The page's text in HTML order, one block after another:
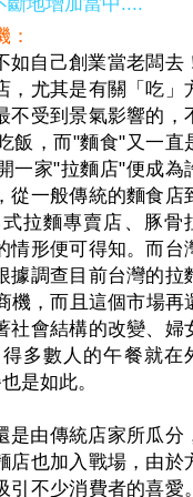
：
自己創業當老闆去
，尤其是有關「吃」
不受到景氣影響的，
飯，而"麵食"又一直
一家"拉麵店"便成為
從一般傳統的麵食店
拉麵專賣店、豚骨
形便可得知。而台
據調查目前台灣的拉
機，而且這個市場再
社會結構的改變、婦
多數人的午餐就在
是如此。
由傳統店家所瓜分
店也加入戰場，由於
不少消費者的喜愛。